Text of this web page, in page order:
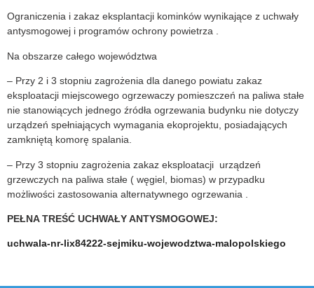
Ograniczenia i zakaz eksplantacji kominków wynikające z uchwały
antysmogowej i programów ochrony powietrza .
Na obszarze całego województwa
– Przy 2 i 3 stopniu zagrożenia dla danego powiatu zakaz
eksploatacji miejscowego ogrzewaczy pomieszczeń na paliwa stałe
nie stanowiących jednego źródła ogrzewania budynku nie dotyczy
urządzeń spełniających wymagania ekoprojektu, posiadających
zamkniętą komorę spalania.
– Przy 3 stopniu zagrożenia zakaz eksploatacji urządzeń
grzewczych na paliwa stałe ( węgiel, biomas) w przypadku
możliwości zastosowania alternatywnego ogrzewania .
PEŁNA TREŚĆ UCHWAŁY ANTYSMOGOWEJ:
uchwala-nr-lix84222-sejmiku-wojewodztwa-malopolskiego